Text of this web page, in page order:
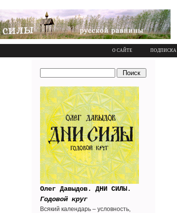
О САЙТЕ ПОДПИСКА
Олег Давыдов. ДНИ СИЛЫ.
Годовой круг
Всякий календарь – условность,